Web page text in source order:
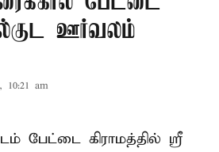
ஊர்வலம்
10:21 am
பேட்டை கிராமத்தில் ஸ்ரீ